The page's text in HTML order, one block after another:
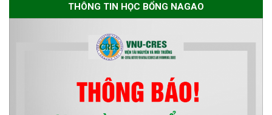
THÔNG TIN HỌC BỔNG NAGAO